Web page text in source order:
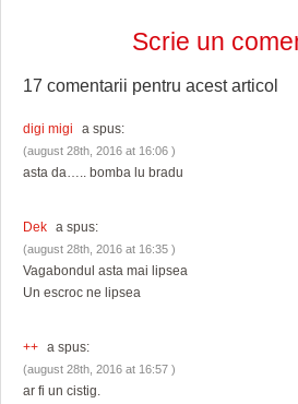
Scrie un
17 comentarii pentru acest articol
digi migi a spus:
(august 28th, 2016 at 16:06 )
asta da….. bomba lu bradu
Dek a spus:
(august 28th, 2016 at 16:35 )
Vagabondul asta mai lipsea
Un escroc ne lipsea
++ a spus:
(august 28th, 2016 at 16:57 )
ar fi un cistig.